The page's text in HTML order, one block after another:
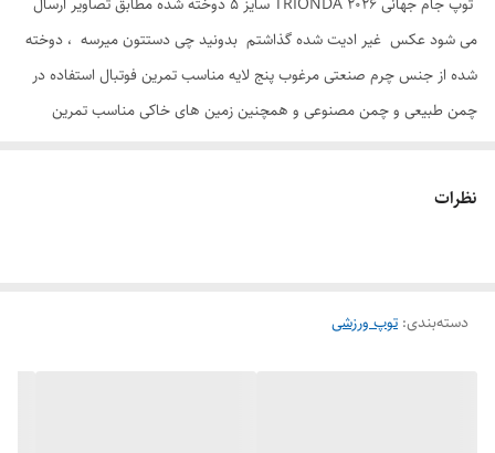
می شود عکس غیر ادیت شده گذاشتم بدونید چی دستتون میرسه ، دوخته
شده از جنس چرم صنعتی مرغوب پنج لایه مناسب تمرین فوتبال استفاده در
چمن طبیعی و چمن مصنوعی و همچنین زمین های خاکی مناسب تمرین
نظرات
دسته‌بندی: توپ ورزشی